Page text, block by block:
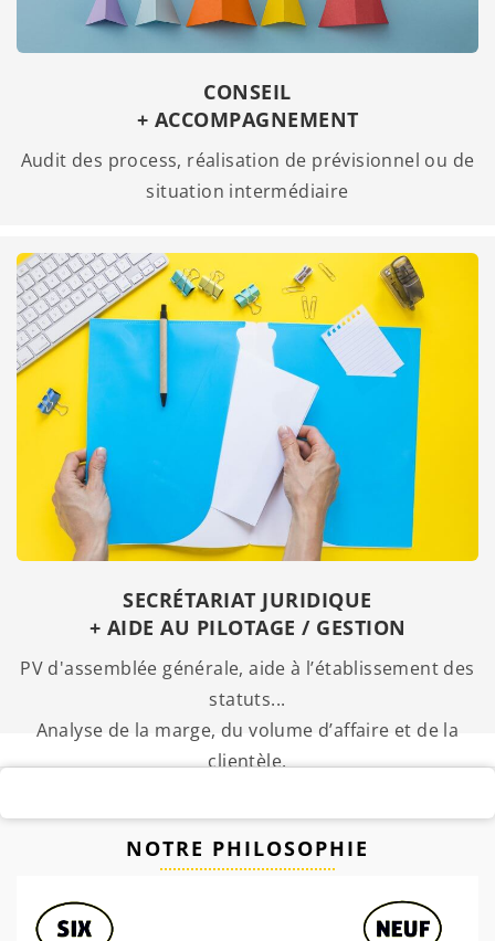
CONSEIL
+ ACCOMPAGNEMENT
Audit des process, réalisation de prévisionnel ou de
situation intermédiaire
SECRÉTARIAT JURIDIQUE
+ AIDE AU PILOTAGE / GESTION
PV d'assemblée générale, aide à l’établissement des
statuts...
Analyse de la marge, du volume d’affaire et de la
clientèle.
NOTRE PHILOSOPHIE